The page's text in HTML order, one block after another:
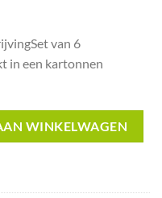
van 6
in een kartonnen
WINKELWAGEN